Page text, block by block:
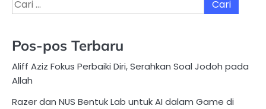
untuk:
Pos-pos Terbaru
Aliff Aziz Fokus Perbaiki Diri, Serahkan Soal Jodoh pada
Allah
Razer dan NUS Bentuk Lab untuk AI dalam Game di